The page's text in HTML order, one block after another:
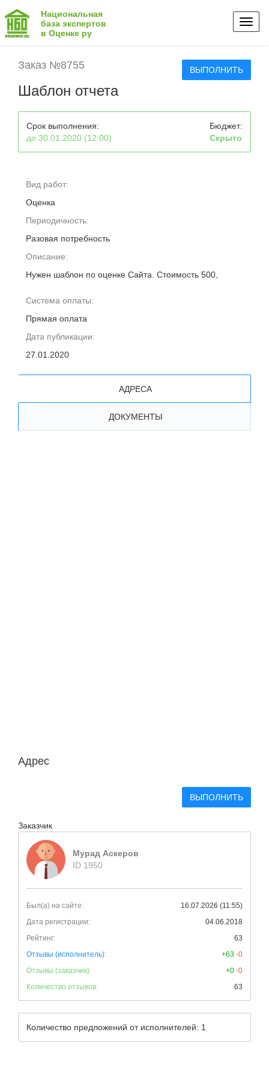
Национальная
база экспертов
в Оценке ру
Заказ №8755 ВЫПОЛНИТЬ
Шаблон отчета
Срок выполнения:
до 30.01.2020 (12:00)
Бюджет:
Скрыто
Вид работ:
Оценка
Периодичность:
Разовая потребность
Описание:
Нужен шаблон по оценке Сайта. Стоимость 500,
Система оплаты:
Прямая оплата
Дата публикации:
27.01.2020
АДРЕСА
ДОКУМЕНТЫ
Адрес
ВЫПОЛНИТЬ
Заказчик
Мурад Аскеров
ID 1950
Был(а) на сайте:
16.07.2026 (11:55)
Дата регистрации:
04.06.2018
Рейтинг:
63
Отзывы (исполнитель):
+63 -0
Отзывы (заказчик):
+0 -0
Количество отзывов:
63
Количество предложений от исполнителей: 1